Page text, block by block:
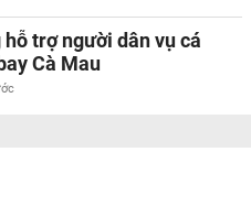
trợ người dân vụ cá
Cà Mau